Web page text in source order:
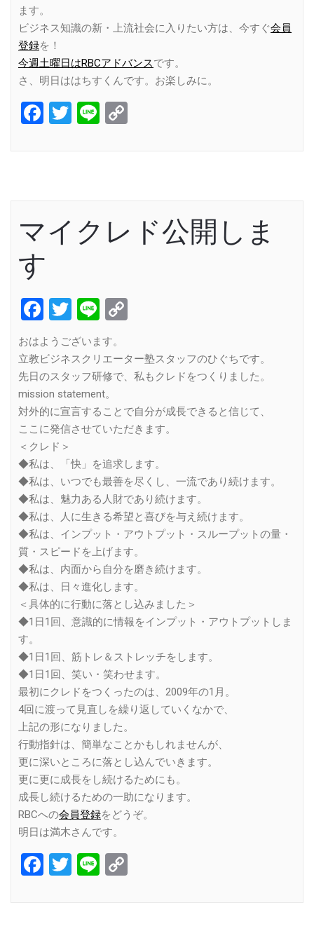
ます。
ビジネス知識の新・上流社会に入りたい方は、今すぐ会員
登録を！
今週土曜日はRBCアドバンスです。
さ、明日ははちすくんです。お楽しみに。
Facebook
Twitter
Line
マイクレド公開しま
す
Facebook
Twitter
Line
おはようございます。
立教ビジネスクリエーター塾スタッフのひぐちです。
先日のスタッフ研修で、私もクレドをつくりました。
mission statement。
対外的に宣言することで自分が成長できると信じて、
ここに発信させていただきます。
＜クレド＞
◆私は、「快」を追求します。
◆私は、いつでも最善を尽くし、一流であり続けます。
◆私は、魅力ある人財であり続けます。
◆私は、人に生きる希望と喜びを与え続けます。
◆私は、インプット・アウトプット・スループットの量・
質・スピードを上げます。
◆私は、内面から自分を磨き続けます。
◆私は、日々進化します。
＜具体的に行動に落とし込みました＞
◆1日1回、意識的に情報をインプット・アウトプットしま
す。
◆1日1回、筋トレ＆ストレッチをします。
◆1日1回、笑い・笑わせます。
最初にクレドをつくったのは、2009年の1月。
4回に渡って見直しを繰り返していくなかで、
上記の形になりました。
行動指針は、簡単なことかもしれませんが、
更に深いところに落とし込んでいきます。
更に更に成長をし続けるためにも。
成長し続けるための一助になります。
RBCへの会員登録をどうぞ。
明日は満木さんです。
Facebook
Twitter
Line